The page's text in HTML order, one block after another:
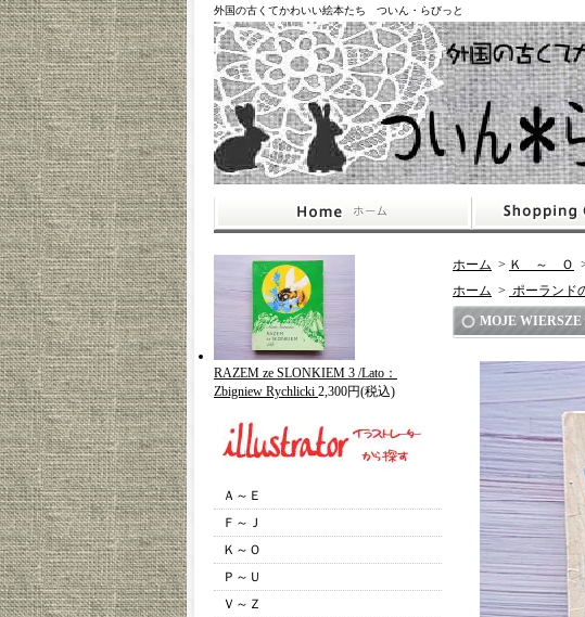
外国の古くてかわいい絵本たち ついん・らびっと
RAZEM ze SLONKIEM 3 /Lato：
Zbigniew Rychlicki 2,300円(税込)
Ａ～Ｅ
Ｆ～Ｊ
Ｋ～Ｏ
Ｐ～Ｕ
Ｖ～Ｚ
ホーム > Ｋ ～ Ｏ
ホーム > ポーランド
MOJE